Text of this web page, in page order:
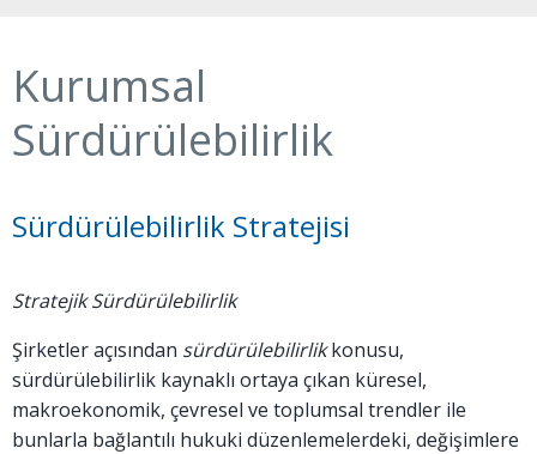
Kurumsal
Sürdürülebilirlik
Sürdürülebilirlik Stratejisi
Stratejik Sürdürülebilirlik
Şirketler açısından sürdürülebilirlikkonusu,
sürdürülebilirlik kaynaklı ortaya çıkan küresel,
makroekonomik, çevresel ve toplumsal trendler ile
bunlarla bağlantılı hukuki düzenlemelerdeki, değişimlere